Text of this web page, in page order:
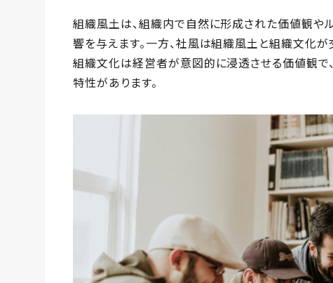
組織風土は、組織内で自然に形成された価値観や
響を与えます。一方、社風は組織風土と組織文化
組織文化は経営者が意図的に浸透させる価値観で
特性があります。